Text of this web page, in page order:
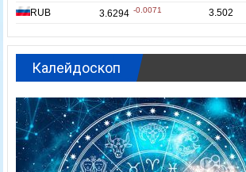
Калейдоскоп